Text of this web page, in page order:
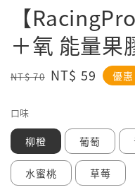
【
＋氧 能量果
Regular
NT$ 70 Sale
NT$ 59 優惠
口味
柳橙 葡萄
水蜜桃 草莓